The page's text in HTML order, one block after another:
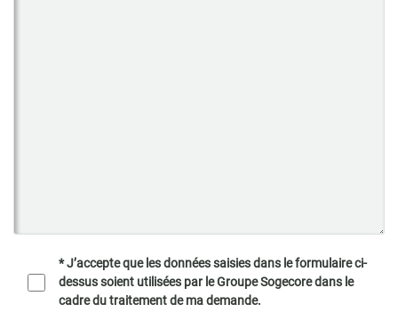
* J’accepte que les données saisies dans le formulaire ci-
dessus soient utilisées par le Groupe Sogecore dans le
cadre du traitement de ma demande.